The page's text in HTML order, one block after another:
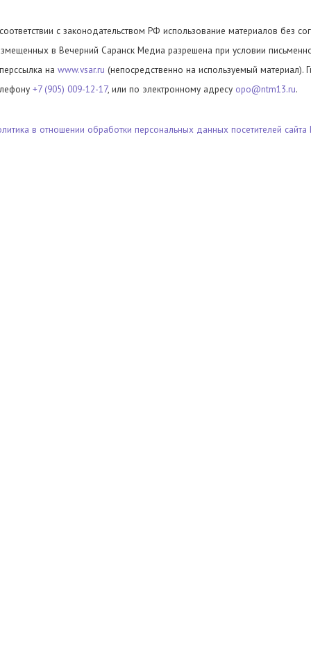
с законодательством РФ использование материалов без
в Вечерний Саранск Медиа разрешена при условии
на www.vsar.ru (непосредственно на используемый материал).
+7 (905) 009-12-17, или по электронному адресу opo@ntm13.ru.
в отношении обработки персональных данных посетителей